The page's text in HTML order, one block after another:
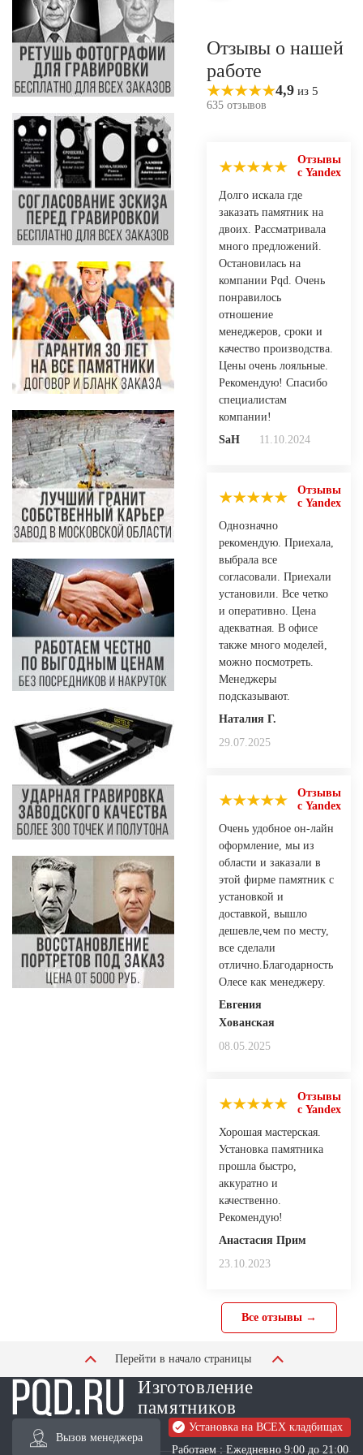
Отзывы о нашей
работе
4,9 из 5
635 отзывов
Отзывы
с Yandex
Долго искала где
заказать памятник на
двоих. Рассматривала
много предложений.
Остановилась на
компании Pqd. Очень
понравилось
отношение
менеджеров, сроки и
качество производства.
Цены очень лояльные.
Рекомендую! Спасибо
специалистам
компании!
SaH
11.10.2024
Отзывы
с Yandex
Однозначно
рекомендую. Приехала,
выбрала все
согласовали. Приехали
установили. Все четко
и оперативно. Цена
адекватная. В офисе
также много моделей,
можно посмотреть.
Менеджеры
подсказывают.
Наталия Г.
29.07.2025
Отзывы
с Yandex
Очень удобное он-лайн
оформление, мы из
области и заказали в
этой фирме памятник с
установкой и
доставкой, вышло
дешевле,чем по месту,
все сделали
отлично.Благодарность
Олесе как менеджеру.
Евгения
Хованская
08.05.2025
Отзывы
с Yandex
Хорошая мастерская.
Установка памятника
прошла быстро,
аккуратно и
качественно.
Рекомендую!
Анастасия Прим
23.10.2023
Все отзывы →
Перейти в начало страницы
Изготовление
памятников
Вызов менеджера
Установка на ВСЕХ кладбищах
Работаем : Ежедневно 9:00 до 21:00